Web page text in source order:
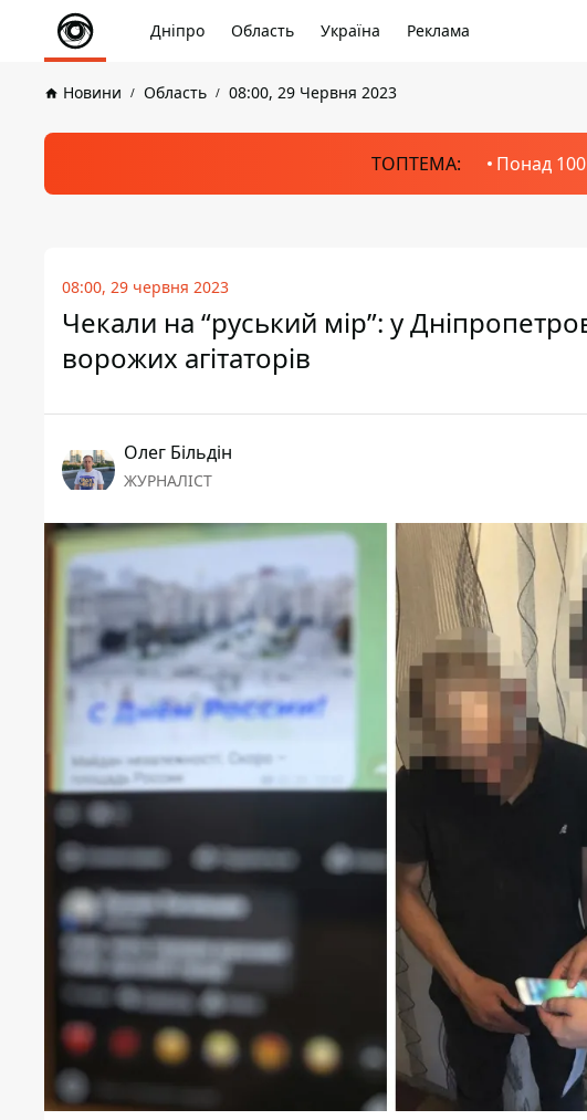
Дніпро Область Україна Реклама
Новини Область 08:00, 29 Червня 2023
ТОПТЕМА: Понад
08:00, 29 червня 2023
Чекали на “руський мір”: у
ворожих агітаторів
Олег Більдін
ЖУРНАЛІСТ